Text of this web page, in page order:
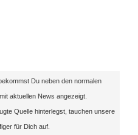
Du neben den normalen
aktuellen News angezeigt.
Quelle hinterlegst, tauchen unsere
für Dich auf.